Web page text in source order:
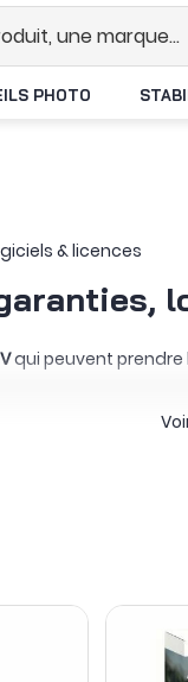
PHOTO
& licences
qui peuvent prendre
nous
définies par le
Des